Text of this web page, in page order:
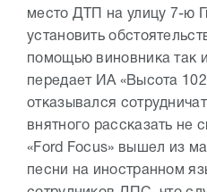
место ДТП на улицу 7-ю
установить
помощью виновника так
передает ИА «Высота
отказывался
внятного рассказать не
«Ford Focus» вышел из
песни на иностранном